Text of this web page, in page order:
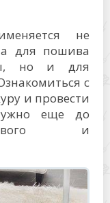
не
для пошива
но и для
с
и провести
еще до
и